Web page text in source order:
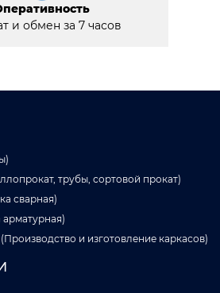
и обмен за 7 часов
трубы, сортовой прокат)
сварная)
и изготовление каркасов)